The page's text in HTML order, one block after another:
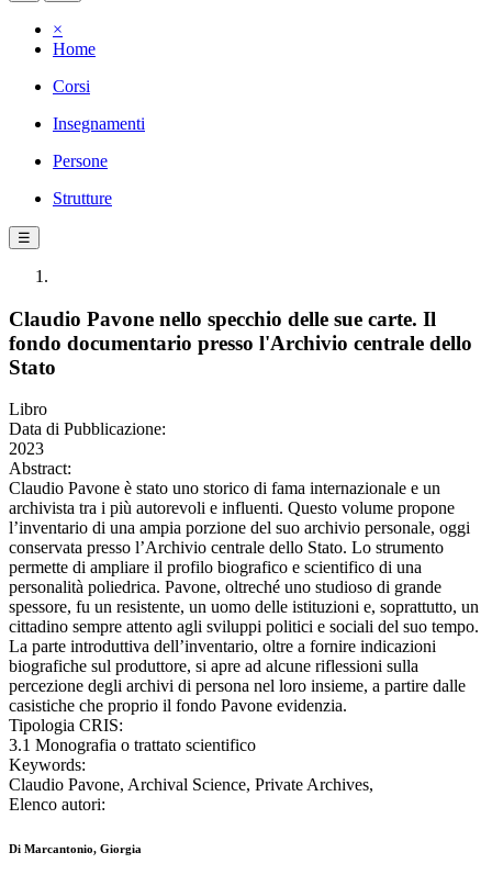
×
Home
Corsi
Insegnamenti
Persone
Strutture
☰
Claudio Pavone nello specchio delle sue carte. Il
fondo documentario presso l'Archivio centrale dello
Stato
Libro
Data di Pubblicazione:
2023
Abstract:
Claudio Pavone è stato uno storico di fama internazionale e un
archivista tra i più autorevoli e influenti. Questo volume propone
l’inventario di una ampia porzione del suo archivio personale, oggi
conservata presso l’Archivio centrale dello Stato. Lo strumento
permette di ampliare il profilo biografico e scientifico di una
personalità poliedrica. Pavone, oltreché uno studioso di grande
spessore, fu un resistente, un uomo delle istituzioni e, soprattutto, un
cittadino sempre attento agli sviluppi politici e sociali del suo tempo.
La parte introduttiva dell’inventario, oltre a fornire indicazioni
biografiche sul produttore, si apre ad alcune riflessioni sulla
percezione degli archivi di persona nel loro insieme, a partire dalle
casistiche che proprio il fondo Pavone evidenzia.
Tipologia CRIS:
3.1 Monografia o trattato scientifico
Keywords:
Claudio Pavone, Archival Science, Private Archives,
Elenco autori:
Di Marcantonio, Giorgia